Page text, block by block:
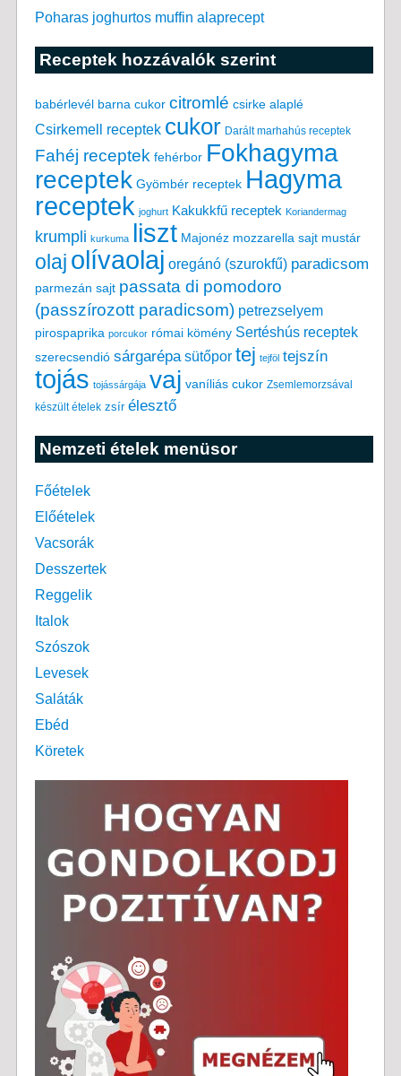
Poharas joghurtos muffin alaprecept
Receptek hozzávalók szerint
babérlevél barna cukor citromlé csirke alaplé
Csirkemell receptek cukor Darált marhahús receptek
Fahéj receptek fehérbor Fokhagyma
receptek Gyömbér receptek Hagyma
receptek joghurt Kakukkfű receptek Koriandermag
krumpli kurkuma liszt Majonéz mozzarella sajt mustár
olaj olívaolaj oregánó (szurokfű) paradicsom
parmezán sajt passata di pomodoro
(passzírozott paradicsom) petrezselyem
pirospaprika porcukor római kömény Sertéshús receptek
szerecsendió sárgarépa sütőpor tej tejföl tejszín
tojás tojássárgája vaj vaníliás cukor Zsemlemorzsával
készült ételek zsír élesztő
Nemzeti ételek menüsor
Főételek
Előételek
Vacsorák
Desszertek
Reggelik
Italok
Szószok
Levesek
Saláták
Ebéd
Köretek